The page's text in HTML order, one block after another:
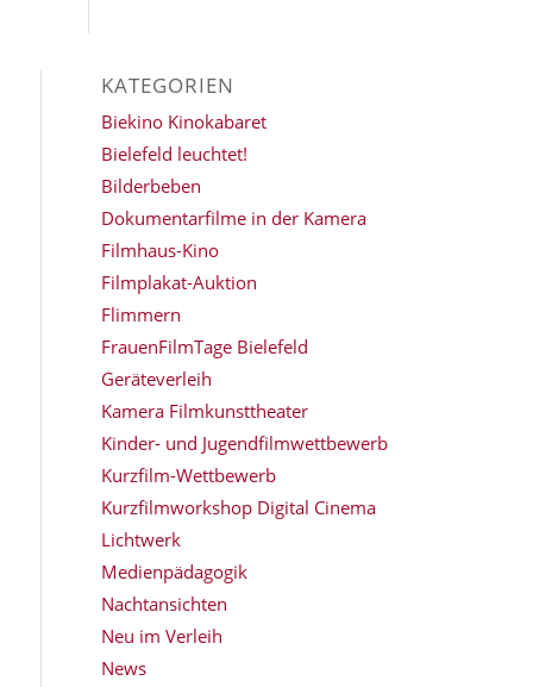
KATEGORIEN
Biekino Kinokabaret
Bielefeld leuchtet!
Bilderbeben
Dokumentarfilme in der Kamera
Filmhaus-Kino
Filmplakat-Auktion
Flimmern
FrauenFilmTage Bielefeld
Geräteverleih
Kamera Filmkunsttheater
Kinder- und Jugendfilmwettbewerb
Kurzfilm-Wettbewerb
Kurzfilmworkshop Digital Cinema
Lichtwerk
Medienpädagogik
Nachtansichten
Neu im Verleih
News